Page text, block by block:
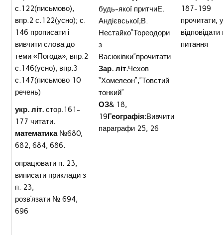
с.122(письмово),
впр.2 с.122(усно); с.
146 прописати і
вивчити слова до
теми «Погода», впр.2
с.146(усно), впр.3
с.147(письмово 10
речень)
укр. літ.стор.161-
177 читати.
математика№680,
682, 684, 686.
опрацювати п. 23,
виписати приклади з
п. 23,
розв’язати № 694,
696
будь-якої притчиЕ.
Андієвської;В.
Нестайко”Тореодори
з
Васюківки”прочитати
Зар. літ.Чехов
“Хомелеон”,”Товстий
тонкий”
ОЗ& 18,
19Географія:Вивчити
параграфи 25, 26
187-199
прочитати,
відповідати
питання